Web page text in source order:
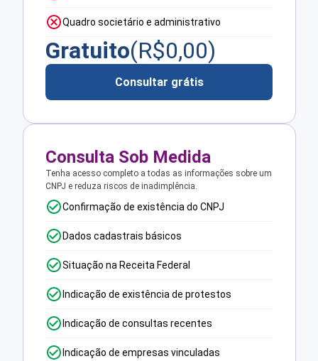
Quadro societário e administrativo
Gratuito(R$0,00)
Consultar grátis
Consulta Sob Medida
Tenha acesso completo a todas as informações sobre um
CNPJ e reduza riscos de inadimplência.
Confirmação de existência do CNPJ
Dados cadastrais básicos
Situação na Receita Federal
Indicação de existência de protestos
Indicação de consultas recentes
Indicação de empresas vinculadas